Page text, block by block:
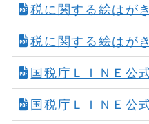
税に関する絵はが
税に関する絵はが
国税庁ＬＩＮＥ公
国税庁ＬＩＮＥ公